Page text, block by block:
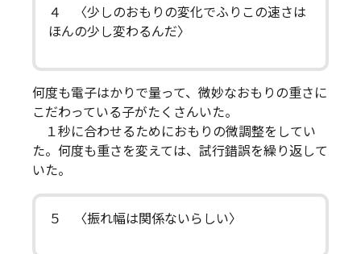
４ 〈少しのおもりの変化でふりこの速さは
ほんの少し変わるんだ〉
何度も電子はかりで量って、微妙なおもりの重さに
こだわっている子がたくさんいた。
１秒に合わせるためにおもりの微調整をしてい
た。何度も重さを変えては、試行錯誤を繰り返して
いた。
５ 〈振れ幅は関係ないらしい〉